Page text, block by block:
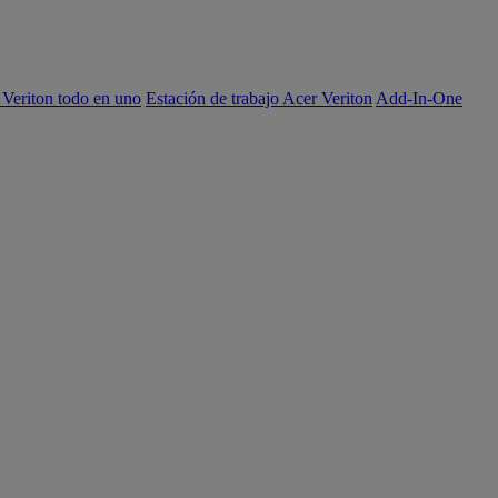
todo en uno Estación de trabajo Acer Veriton Add-In-One